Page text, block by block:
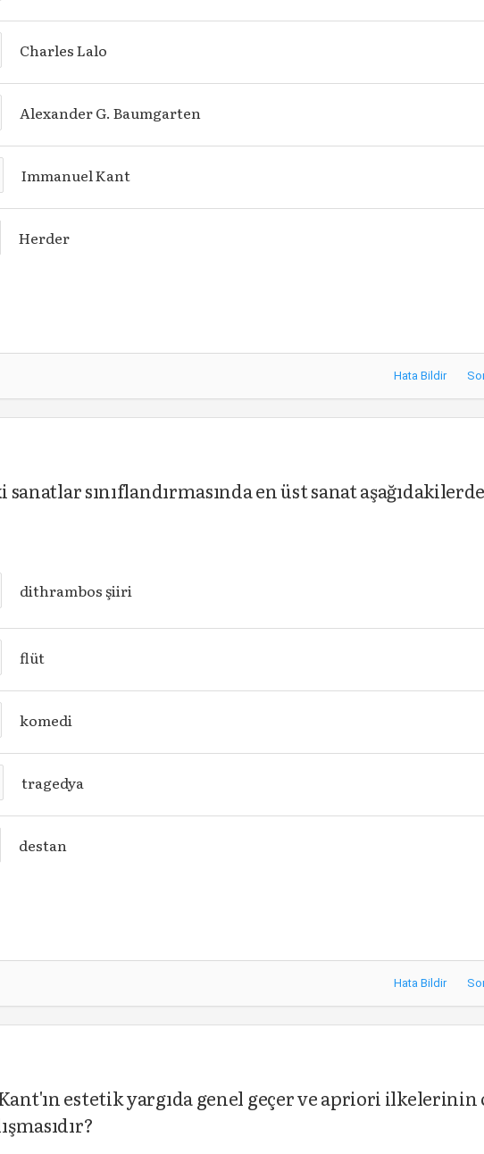
Charles Lalo
Alexander G. Baumgarten
Immanuel Kant
Herder
Hata Bildir
sınıflandırmasında en üst sanat
dithrambos şiiri
flüt
komedi
tragedya
destan
Hata Bildir
estetik yargıda genel geçer ve apriori ilkelerinin